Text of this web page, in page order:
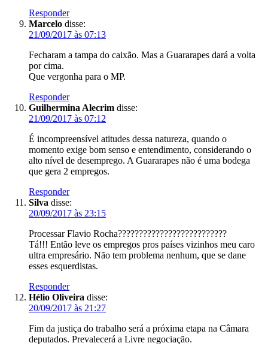
Responder
Marcelo disse:
21/09/2017 às 07:13
Fecharam a tampa do caixão. Mas a Guararapes dará a volta
por cima.
Que vergonha para o MP.
Responder
Guilhermina Alecrim disse:
21/09/2017 às 07:12
É incompreensível atitudes dessa natureza, quando o
momento exige bom senso e entendimento, considerando o
alto nível de desemprego. A Guararapes não é uma bodega
que gera 2 empregos.
Responder
Silva disse:
20/09/2017 às 23:15
Processar Flavio Rocha??????????????????????????
Tá!!! Então leve os empregos pros países vizinhos meu caro
ultra empresário. Não tem problema nenhum, que se dane
esses esquerdistas.
Responder
Hélio Oliveira disse:
20/09/2017 às 21:27
Fim da justiça do trabalho será a próxima etapa na Câmara
deputados. Prevalecerá a Livre negociação.